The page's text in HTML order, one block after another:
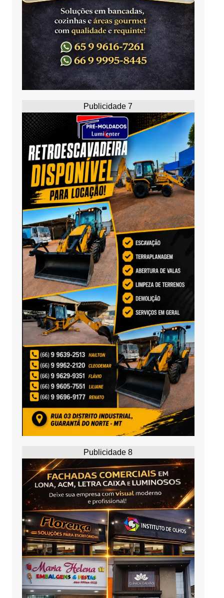
Publicidade 7
Publicidade 8